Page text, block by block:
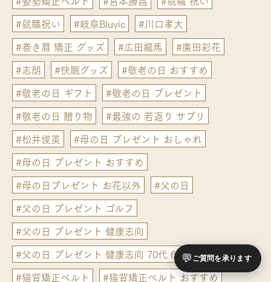
#就職祝い
#岐阜Bluvic
#川口孝大
#巻き肩 矯正 グッズ
#広田龍馬
#廣田彩花
#志朗
#快眠グッズ
#敬老の日 おすすめ
#敬老の日 ギフト
#敬老の日 プレゼント
#敬老の日 贈り物
#最強の 若返り サプリ
#松井俊英
#母の日 プレゼント おしゃれ
#母の日 プレゼント おすすめ
#母の日プレゼント お花以外
#父の日
#父の日 プレゼント ゴルフ
#父の日 プレゼント 健康志向
#父の日 プレゼント 健康志向 70代 60代
#猫背矯正
#猫背矯正ベルト
#猫背矯正ベルト おすすめ
💬 ご質問を承ります